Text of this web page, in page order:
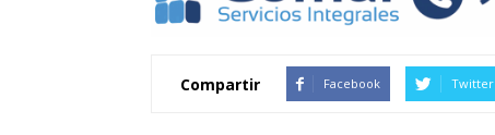
Compartir Facebook Twitter